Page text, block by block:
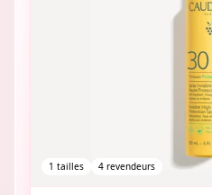
1 tailles 4revendeurs